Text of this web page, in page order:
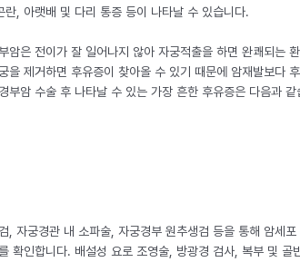
란, 아랫배 및 다리 통증 등이 나타날 수 있습니다.
암은 전이가 잘 일어나지 않아 자궁적출을 하면 완쾌되는
을 제거하면 후유증이 찾아올 수 있기 때문에 암재발보다
부암 수술 후 나타날 수 있는 가장 흔한 후유증은 다음과 같
, 자궁경관 내 소파술, 자궁경부 원추생검 등을 통해 암세포
확인합니다. 배설성 요로 조영술, 방광경 검사, 복부 및 골